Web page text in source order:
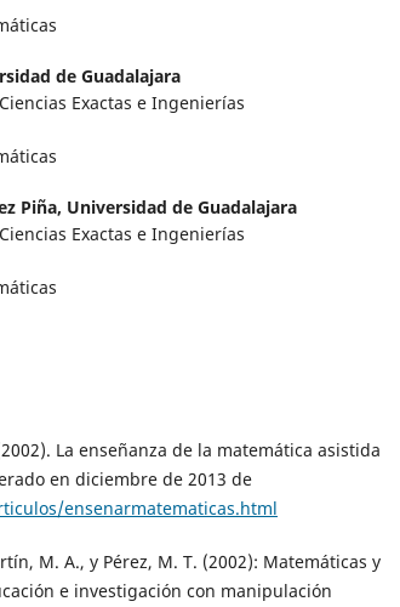
de Guadalajara
Exactas e Ingenierías
Piña, Universidad de Guadalajara
Exactas e Ingenierías
La enseñanza de la matemática asistida
en diciembre de 2013 de
ensenarmatematicas.html
M. A., y Pérez, M. T. (2002): Matemáticas y
e investigación con manipulación